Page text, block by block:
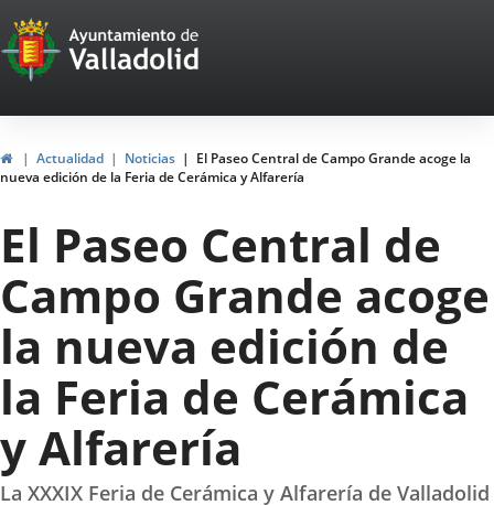
Portal
Web
del
Ayuntamiento
de
Valladolid
HomeActualidad Noticias
El Paseo Central de Campo Grande acoge la
nueva edición de la Feria de Cerámica y Alfarería
El Paseo Central de
Campo Grande acoge
la nueva edición de
la Feria de Cerámica
y Alfarería
La XXXIX Feria de Cerámica y Alfarería de Valladolid